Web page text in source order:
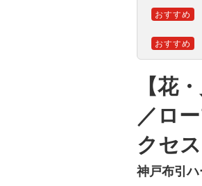
おすすめ
おすすめ
【花
／ロ
クセス
神戸布引